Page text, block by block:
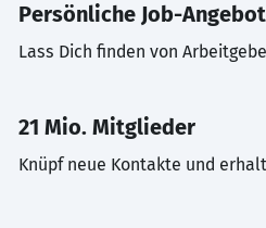
Persönliche Job-
Lass Dich finden von
21 Mio. Mitglieder
Knüpf neue Kontakte und